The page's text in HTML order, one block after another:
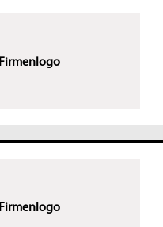
Firmenlogo
Firmenlogo